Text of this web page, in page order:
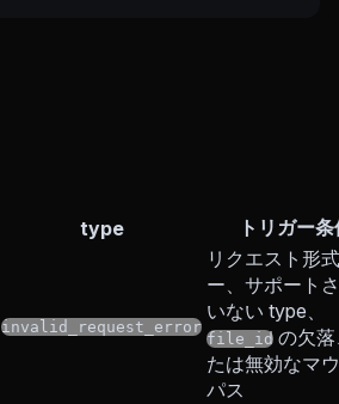
type トリガー
invalid_request_error
リクエスト形
ー、サポート
いない type、
file_id の欠
たは無効なマ
パス